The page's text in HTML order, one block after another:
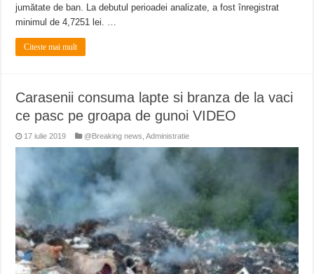
jumătate de ban. La debutul perioadei analizate, a fost înregistrat
minimul de 4,7251 lei. …
Citeste mai mult
Carasenii consuma lapte si branza de la vaci
ce pasc pe groapa de gunoi VIDEO
17 iulie 2019 @Breaking news ,Administratie